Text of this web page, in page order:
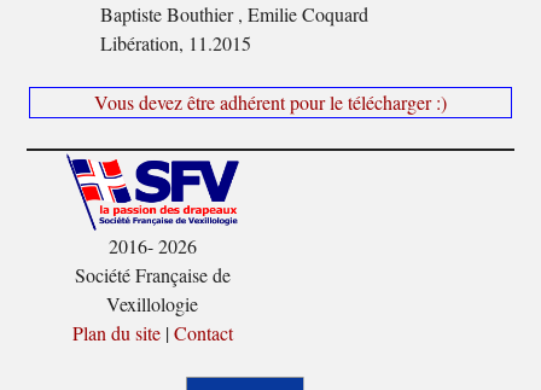
Baptiste Bouthier , Emilie Coquard
Libération, 11.2015
Vous devez être adhérent pour le télécharger :)
2016- 2026
Société Française de
Vexillologie
Plan du site|Contact